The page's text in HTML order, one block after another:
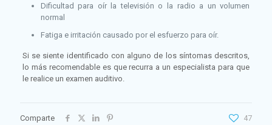
Dificultad para oír la televisión o la radio a un volumen
normal
Fatiga e irritación causado por el esfuerzo para oír.
Si se siente identificado con alguno de los síntomas descritos,
lo más recomendable es que recurra a un especialista para que
le realice un examen auditivo.
Comparte 47